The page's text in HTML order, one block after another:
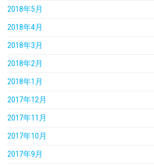
2018年5月
2018年4月
2018年3月
2018年2月
2018年1月
2017年12月
2017年11月
2017年10月
2017年9月